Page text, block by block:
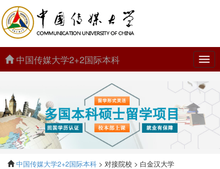
中
国
传
大
学
2+2
际
本
科
中国传媒大学2+2国际本科
中国传媒大学2+2国际本科 > 对接院校 > 白金汉大学